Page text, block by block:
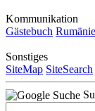
Kommunikation
Gästebuch
Sonstiges
SiteMap SiteSearch